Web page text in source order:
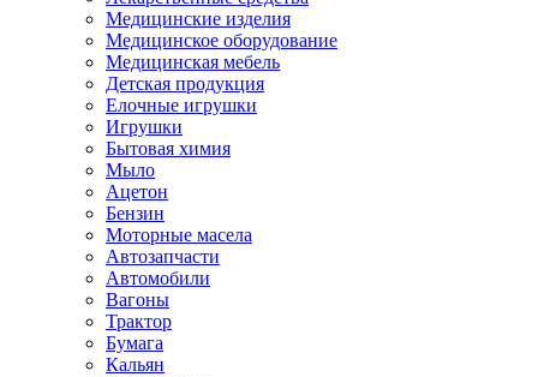
Медицинские изделия
Медицинское оборудование
Медицинская мебель
Детская продукция
Елочные игрушки
Игрушки
Бытовая химия
Мыло
Ацетон
Бензин
Моторные масела
Автозапчасти
Автомобили
Вагоны
Трактор
Бумага
Кальян